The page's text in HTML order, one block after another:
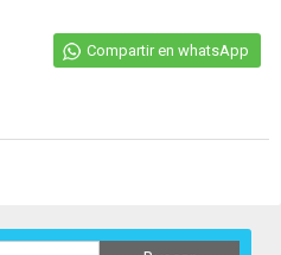
Compartir en whatsApp